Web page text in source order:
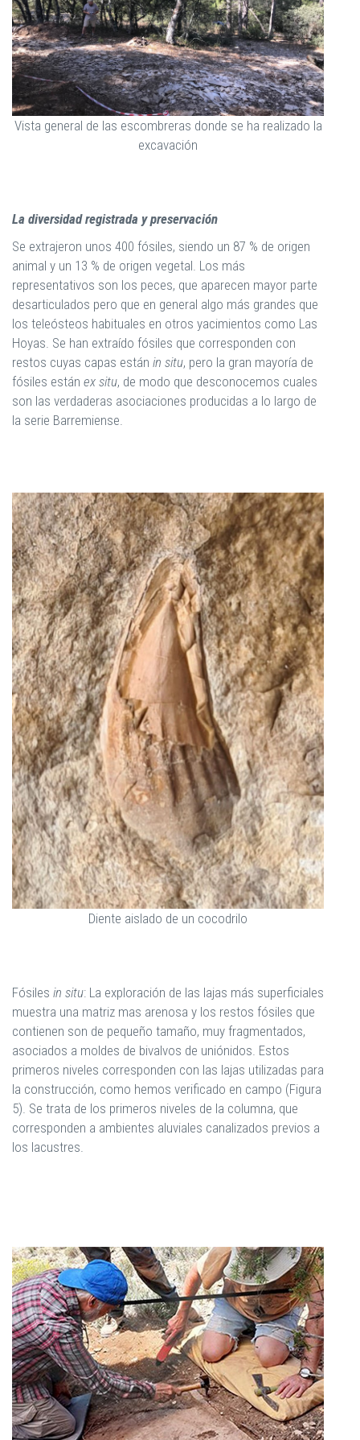
Vista general de las escombreras donde se ha realizado la
excavación
La diversidad registrada y preservación
Se extrajeron unos 400 fósiles, siendo un 87 % de origen
animal y un 13 % de origen vegetal. Los más
representativos son los peces, que aparecen mayor parte
desarticulados pero que en general algo más grandes que
los teleósteos habituales en otros yacimientos como Las
Hoyas. Se han extraído fósiles que corresponden con
restos cuyas capas están in situ, pero la gran mayoría de
fósiles están ex situ, de modo que desconocemos cuales
son las verdaderas asociaciones producidas a lo largo de
la serie Barremiense.
Diente aislado de un cocodrilo
Fósiles in situ: La exploración de las lajas más superficiales
muestra una matriz mas arenosa y los restos fósiles que
contienen son de pequeño tamaño, muy fragmentados,
asociados a moldes de bivalvos de uniónidos. Estos
primeros niveles corresponden con las lajas utilizadas para
la construcción, como hemos verificado en campo (Figura
5). Se trata de los primeros niveles de la columna, que
corresponden a ambientes aluviales canalizados previos a
los lacustres.